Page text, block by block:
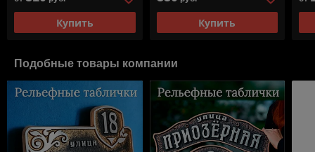
Купить Купить
Подобные товары компании